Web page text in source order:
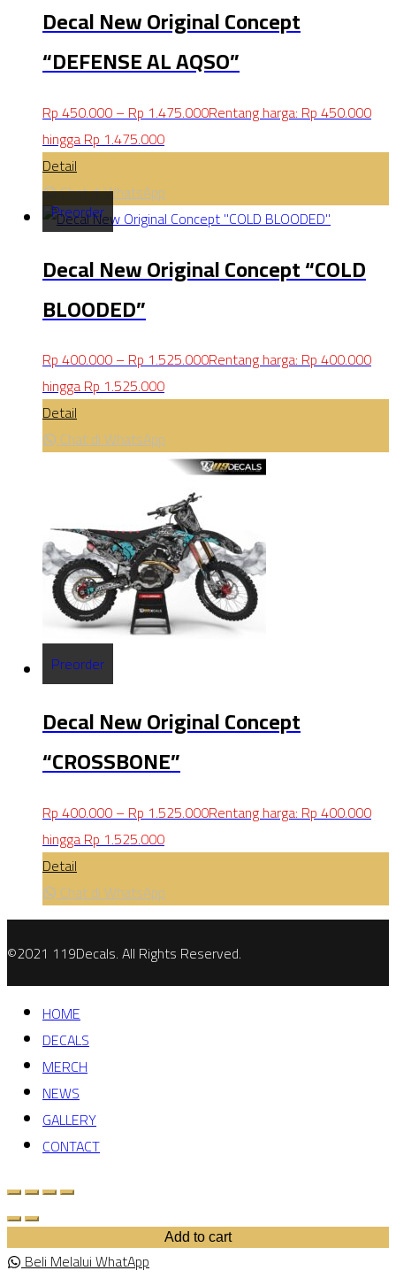
Decal New Original Concept
“DEFENSE AL AQSO”
Rp450.000–Rp1.475.000Rentang harga: Rp 450.000
hingga Rp 1.475.000
Detail
Chat di WhatsApp
Preorder
Decal New Original Concept “COLD
BLOODED”
Rp400.000–Rp1.525.000Rentang harga: Rp 400.000
hingga Rp 1.525.000
Detail
Chat di WhatsApp
Preorder
Decal New Original Concept
“CROSSBONE”
Rp400.000–Rp1.525.000Rentang harga: Rp 400.000
hingga Rp 1.525.000
Detail
Chat di WhatsApp
©2021 119Decals. All Rights Reserved.
HOME
DECALS
MERCH
NEWS
GALLERY
CONTACT
Add to cart
Beli Melalui WhatApp